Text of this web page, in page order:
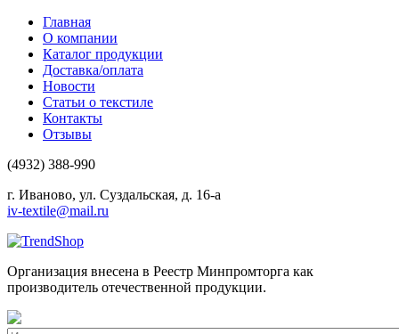
Главная
О компании
Каталог продукции
Доставка/оплата
Новости
Статьи о текстиле
Контакты
Отзывы
(4932) 388-990
г. Иваново, ул. Суздальская, д. 16-а
iv-textile@mail.ru
Организация внесена в Реестр Минпромторга как
производитель отечественной продукции.